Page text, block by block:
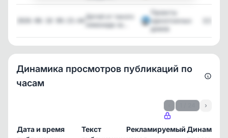
Детей от такого
лимонада за...
Проекты
одноэтажных
домов
Динамика просмотров публикаций по
часам
›
Дата и время
Текст
РекламируемыйДинамика